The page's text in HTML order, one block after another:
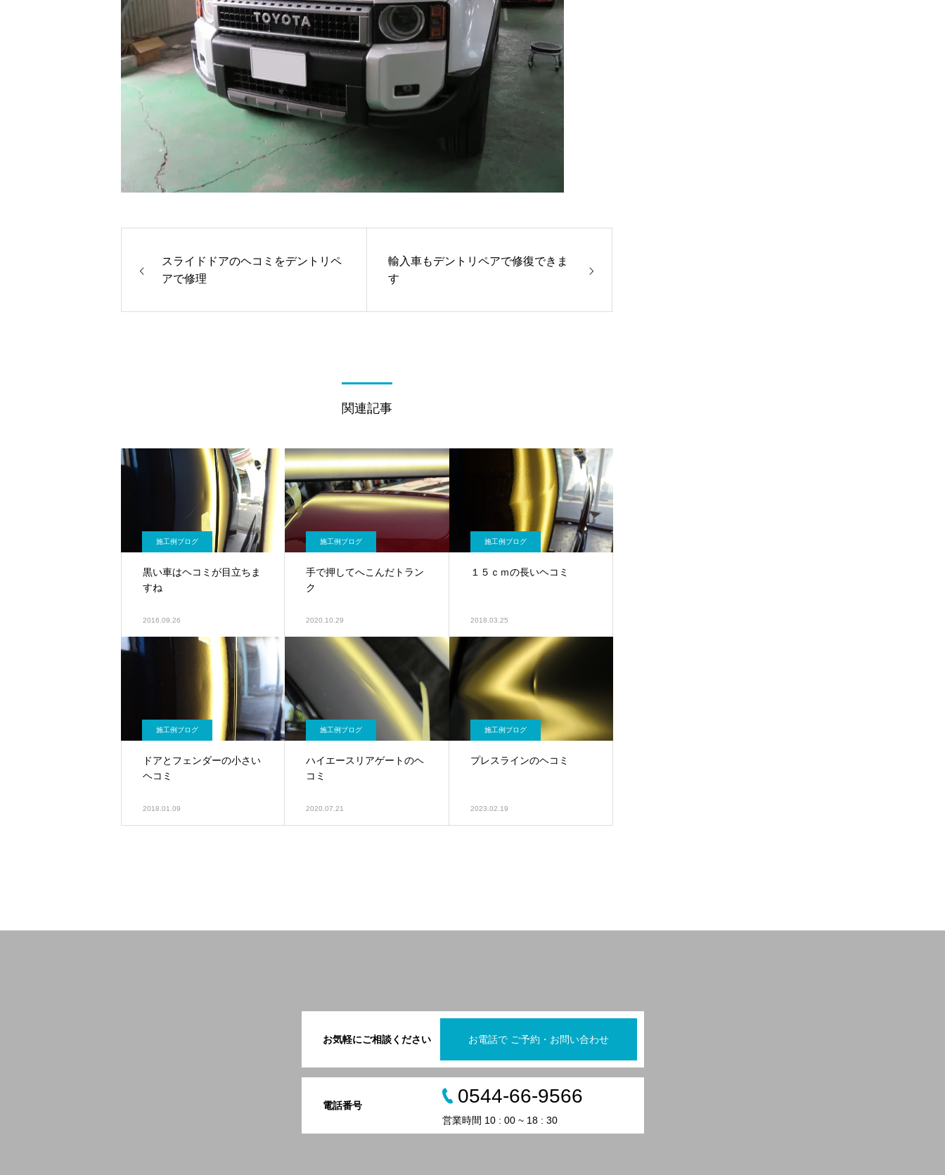
スライドドアのヘコミをデントリペ
アで修理
輸入車もデントリペアで修復できま
す
関連記事
施工例ブログ
黒い車はヘコミが目立ちま
すね
2016.09.26
施工例ブログ
手で押してへこんだトラン
ク
2020.10.29
施工例ブログ
１５ｃｍの長いヘコミ
2018.03.25
施工例ブログ
ドアとフェンダーの小さい
ヘコミ
2018.01.09
施工例ブログ
ハイエースリアゲートのヘ
コミ
2020.07.21
施工例ブログ
プレスラインのヘコミ
2023.02.19
お気軽にご相談ください お電話で ご予約・お問い合わせ
電話番号 0544-66-9566
営業時間 10 : 00 ~ 18 : 30